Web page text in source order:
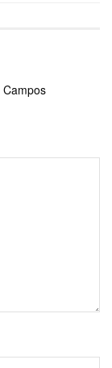
Campos